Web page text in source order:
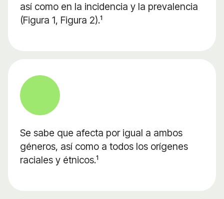
así como en la incidencia y la prevalencia
(Figura 1, Figura 2).¹
Se sabe que afecta por igual a ambos
géneros, así como a todos los orígenes
raciales y étnicos.¹